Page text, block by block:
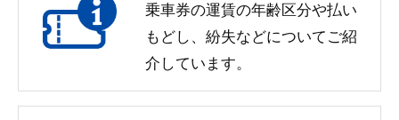
乗車券の運賃の年齢区分や払い
もどし、紛失などについてご紹
介しています。